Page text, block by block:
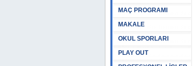
MAÇ PROGRAMI
MAKALE
OKUL SPORLARI
PLAY OUT